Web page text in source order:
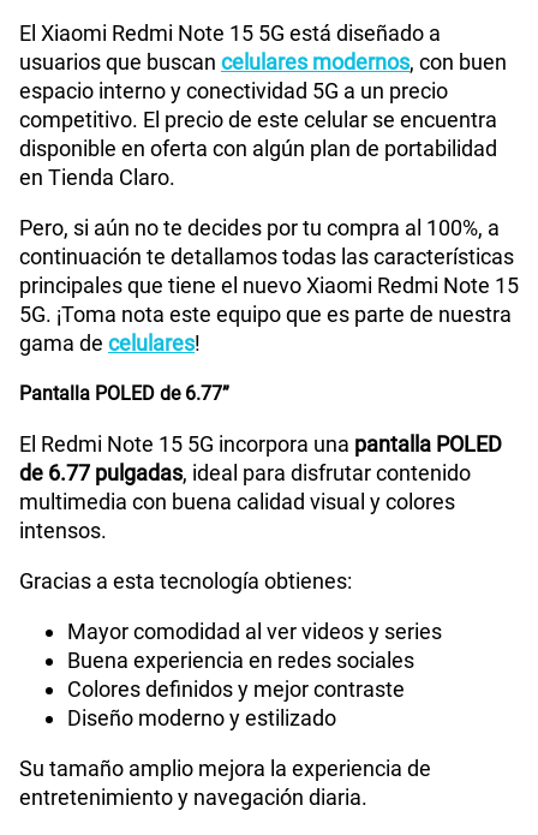
WiFI
Peso
Bluetooth Si
Cámara de fotos Principal
Cámara de fotos Frontal 20 Mpx
Radio FM
Capacidad Memoria Externa
Capacidad Memoria Interna
El Xiaomi Redmi Note 15 5G está diseñado a
usuarios que buscan celulares modernos, con buen
espacio interno y conectividad 5G a un precio
competitivo. El precio de este celular se encuentra
disponible en oferta con algún plan de portabilidad
en Tienda Claro.
Pero, si aún no te decides por tu compra al 100%, a
continuación te detallamos todas las características
principales que tiene el nuevo Xiaomi Redmi Note 15
5G. ¡Toma nota este equipo que es parte de nuestra
gama de celulares!
Pantalla POLED de 6.77”
El Redmi Note 15 5G incorpora una pantalla POLED
de 6.77 pulgadas, ideal para disfrutar contenido
multimedia con buena calidad visual y colores
intensos.
Gracias a esta tecnología obtienes:
Mayor comodidad al ver videos y series
Buena experiencia en redes sociales
Colores definidos y mejor contraste
Diseño moderno y estilizado
Su tamaño amplio mejora la experiencia de
entretenimiento y navegación diaria.